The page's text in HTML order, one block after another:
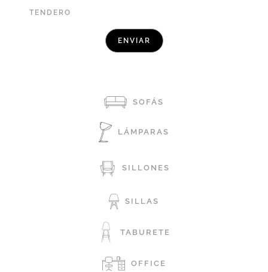
TENDERO
SOFÁS
LÁMPARAS
SILLONES
SILLAS
TABURETE
OFFICE